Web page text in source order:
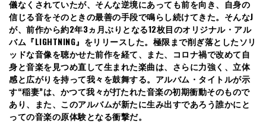
儀なくされていたが、そんな逆境にあっても前を向き、自身の
信じる音をそのときの最善の手段で鳴らし続けてきた。そんなJ
が、前作から約2年3ヵ月ぶりとなる12枚目のオリジナル・アル
バム『LIGHTNING』をリリースした。極限まで削ぎ落としたソリ
ッドな音像を聴かせた前作を経て、また、コロナ禍で改めて自
身と音楽を見つめ直して生まれた楽曲は、さらに力強く、立体
感と広がりを持って我々を鼓舞する。アルバム・タイトルが示
す“稲妻”は、かつて我々が打たれた音楽の初期衝動そのもので
あり、また、このアルバムが新たに生み出すであろう誰かにと
っての音楽の原体験となる衝撃だ。